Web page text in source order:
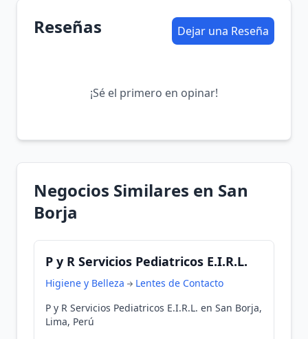
Reseñas Dejar una Reseña
¡Sé el primero en opinar!
Negocios Similares en San
Borja
P y R Servicios Pediatricos E.I.R.L.
Higiene y Belleza
Lentes de Contacto
P y R Servicios Pediatricos E.I.R.L. en San Borja,
Lima, Perú